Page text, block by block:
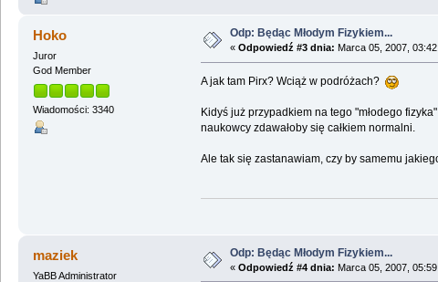
Hoko
Juror
God Member
Wiadomości: 3340
Odp: Będąc Młodym Fizykiem...
« Odpowiedź #3 dnia: Marca 05, 2007,
A jak tam Pirx? Wciąż w podróżach?
Kidyś już przypadkiem na tego "młodego
naukowcy zdawałoby się całkiem normalni.
Ale tak się zastanawiam, czy by samemu
maziek
YaBB Administrator
Odp: Będąc Młodym Fizykiem...
« Odpowiedź #4 dnia: Marca 05, 2007,